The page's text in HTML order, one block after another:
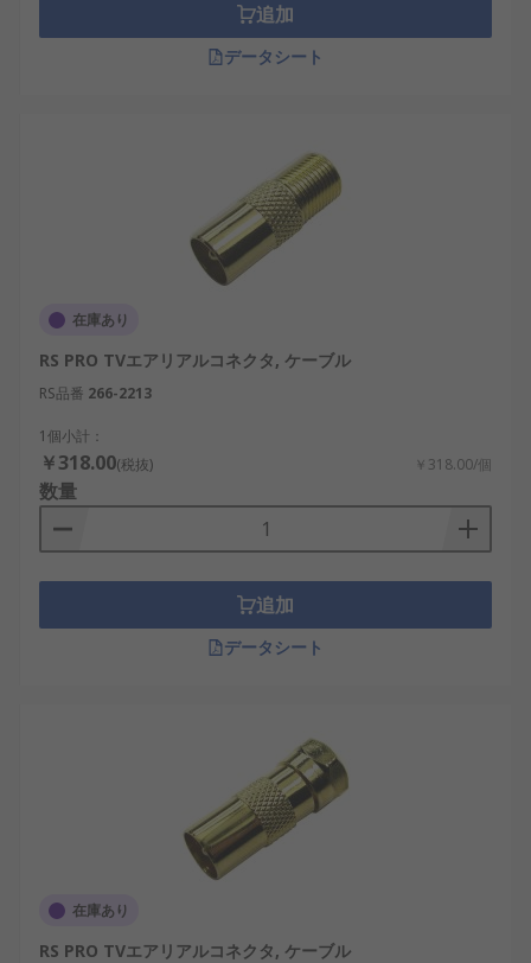
追加
データシート
在庫あり
RS PRO TVエアリアルコネクタ, ケーブル
RS品番 266-2213
1個小計：
￥318.00(税抜) ￥318.00/個
数量
追加
データシート
在庫あり
RS PRO TVエアリアルコネクタ, ケーブル